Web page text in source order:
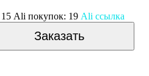
15 Ali покупок: 19 Ali ссылка
Заказать